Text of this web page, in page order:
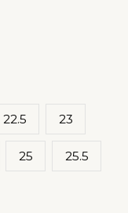
22.5 23
25 25.5